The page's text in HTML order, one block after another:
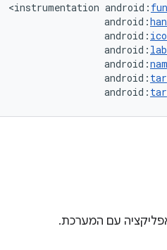
<instrumentation android:
android:
android:
android:
android:
android:
android:
עם המערכת.